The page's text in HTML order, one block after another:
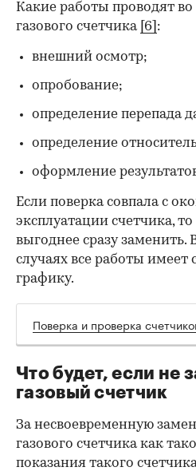
Какие работы проводят
газового счетчика [6] :
внешний осмотр;
опробование;
определение перепада
определение
оформление
Если поверка совпала с
эксплуатации счетчика,
выгоднее сразу заменить.
случаях все работы имеет
графику.
Поверка и проверка
Что будет, если не
газовый счетчик
За несвоевременную
газового счетчика как
показания такого